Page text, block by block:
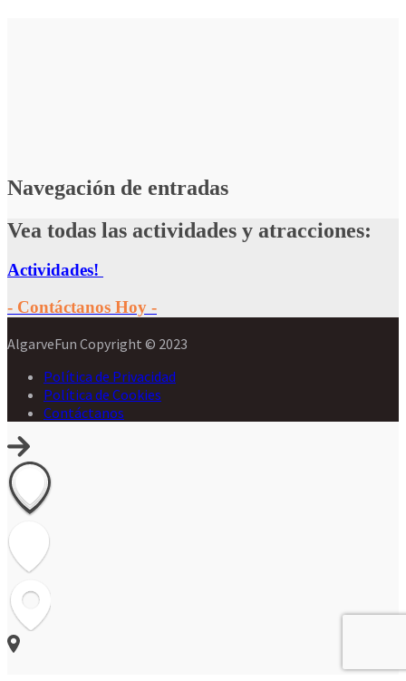
Navegación de entradas
Vea todas las actividades y atracciones:
Actividades!
- Contáctanos Hoy -
AlgarveFun Copyright © 2023
Política de Privacidad
Política de Cookies
Contáctanos